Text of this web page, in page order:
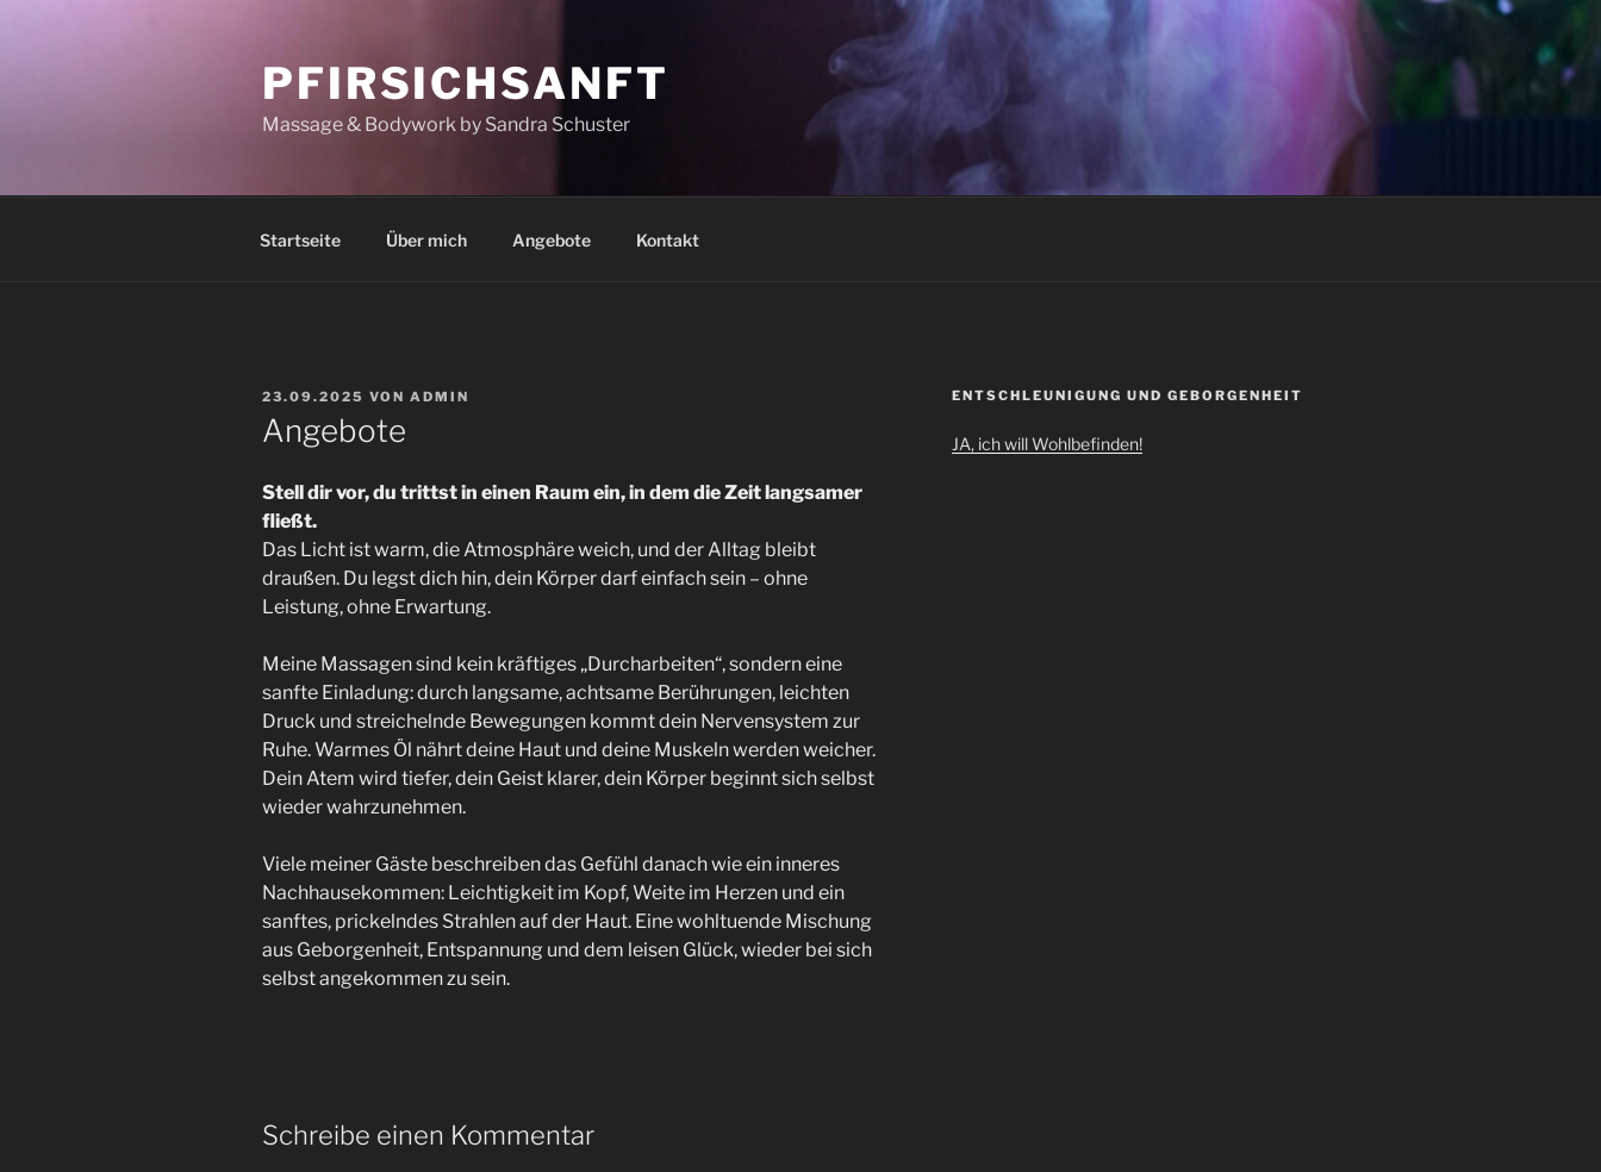
PFIRSICHSANFT
Massage & Bodywork by Sandra Schuster
Startseite Über mich Angebote Kontakt
VERÖFFENTLICHT
AM
23.09.2025 VON ADMIN
Angebote
Stell dir vor, du trittst in einen Raum ein, in dem die Zeit langsamer
fließt.
Das Licht ist warm, die Atmosphäre weich, und der Alltag bleibt
draußen. Du legst dich hin, dein Körper darf einfach sein – ohne
Leistung, ohne Erwartung.
Meine Massagen sind kein kräftiges „Durcharbeiten“, sondern eine
sanfte Einladung: durch langsame, achtsame Berührungen, leichten
Druck und streichelnde Bewegungen kommt dein Nervensystem zur
Ruhe. Warmes Öl nährt deine Haut und deine Muskeln werden weicher.
Dein Atem wird tiefer, dein Geist klarer, dein Körper beginnt sich selbst
wieder wahrzunehmen.
Viele meiner Gäste beschreiben das Gefühl danach wie ein inneres
Nachhausekommen: Leichtigkeit im Kopf, Weite im Herzen und ein
sanftes, prickelndes Strahlen auf der Haut. Eine wohltuende Mischung
aus Geborgenheit, Entspannung und dem leisen Glück, wieder bei sich
selbst angekommen zu sein.
Schreibe einen Kommentar
ENTSCHLEUNIGUNG UND GEBORGENHEIT
JA, ich will Wohlbefinden!